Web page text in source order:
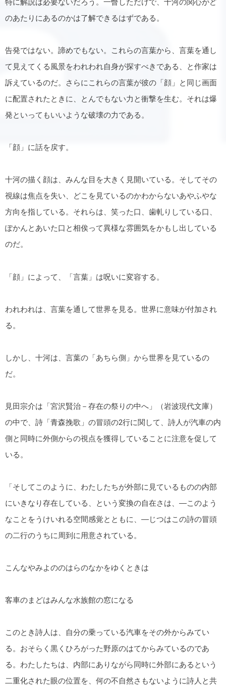
特に解説は必要ないだろう。一瞥しただけで、十河の関心がど
のあたりにあるのかは了解できるはずである。
告発ではない。諦めでもない。これらの言葉から、言葉を通し
て見えてくる風景をわれわれ自身が探すべきである、と作家は
訴えているのだ。さらにこれらの言葉が彼の「顔」と同じ画面
に配置されたときに、とんでもない力と衝撃を生む。それは爆
発といってもいいような破壊の力である。
「顔」に話を戻す。
十河の描く顔は、みんな目を大きく見開いている。そしてその
視線は焦点を失い、どこを見ているのかわからないあやふやな
方向を指している。それらは、笑った口、歯軋りしている口、
ぽかんとあいた口と相俟って異様な雰囲気をかもし出している
のだ。
「顔」によって、「言葉」は呪いに変容する。
われわれは、言葉を通して世界を見る。世界に意味が付加され
る。
しかし、十河は、言葉の「あちら側」から世界を見ているの
だ。
見田宗介は「宮沢賢治－存在の祭りの中へ」（岩波現代文庫）
の中で、詩「青森挽歌」の冒頭の2行に関して、詩人が汽車の内
側と同時に外側からの視点を獲得していることに注意を促して
いる。
「そしてこのように、わたしたちが外部に見ているものの内部
にいきなり存在している、という変換の自在さは、―このよう
なことをうけいれる空間感覚とともに、―じつはこの詩の冒頭
の二行のうちに周到に用意されている。
こんなやみよののはらのなかをゆくときは
客車のまどはみんな水族館の窓になる
このとき詩人は、自分の乗っている汽車をその外からみてい
る。おそらく黒くひろがった野原のはてからみているのであ
る。わたしたちは、内部にありながら同時に外部にあるという
二重化された眼の位置を、何の不自然さもないように詩人と共